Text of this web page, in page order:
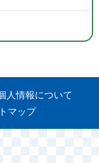
人情報について
マップ